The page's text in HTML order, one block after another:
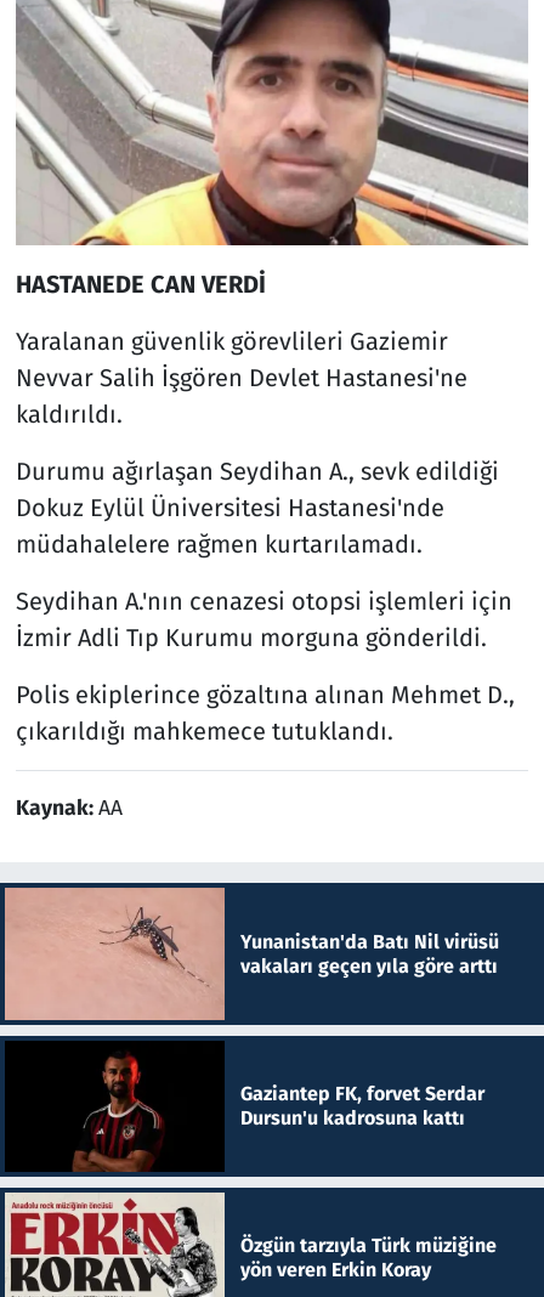
HASTANEDE CAN VERDİ
Yaralanan güvenlik görevlileri Gaziemir
Nevvar Salih İşgören Devlet Hastanesi'ne
kaldırıldı.
Durumu ağırlaşan Seydihan A., sevk edildiği
Dokuz Eylül Üniversitesi Hastanesi'nde
müdahalelere rağmen kurtarılamadı.
Seydihan A.'nın cenazesi otopsi işlemleri için
İzmir Adli Tıp Kurumu morguna gönderildi.
Polis ekiplerince gözaltına alınan Mehmet D.,
çıkarıldığı mahkemece tutuklandı.
Kaynak:AA
Yunanistan'da Batı Nil virüsü
vakaları geçen yıla göre arttı
Gaziantep FK, forvet Serdar
Dursun'u kadrosuna kattı
Özgün tarzıyla Türk müziğine
yön veren Erkin Koray